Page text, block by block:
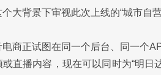
个大背景下审视此次上线的“城市自
电商正试图在同一个后台、同一个
或直播内容，现在可以同时为“明